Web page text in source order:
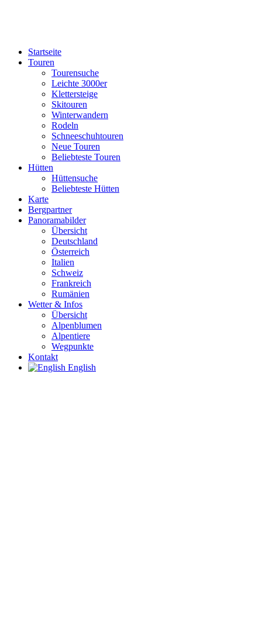
Startseite
Touren
Tourensuche
Leichte 3000er
Klettersteige
Skitouren
Winterwandern
Rodeln
Schneeschuhtouren
Neue Touren
Beliebteste Touren
Hütten
Hüttensuche
Beliebteste Hütten
Karte
Bergpartner
Panoramabilder
Übersicht
Deutschland
Österreich
Italien
Schweiz
Frankreich
Rumänien
Wetter & Infos
Übersicht
Alpenblumen
Alpentiere
Wegpunkte
Kontakt
English